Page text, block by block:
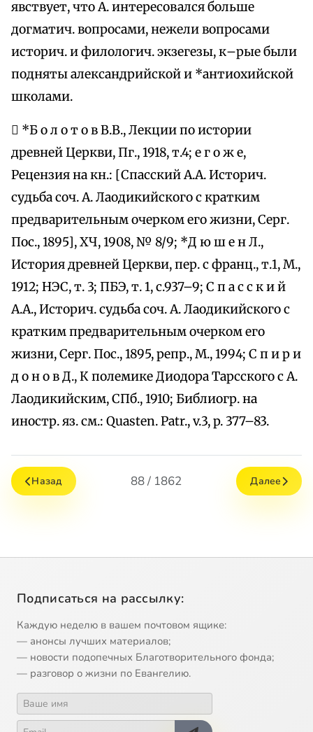
явствует, что А. интересовался больше
догматич. вопросами, нежели вопросами
историч. и филологич. экзегезы, к–рые были
подняты александрийской и *антиохийской
школами.
 *Б о л о т о в В.В., Лекции по истории
древней Церкви, Пг., 1918, т.4; е г о ж е,
Рецензия на кн.: [Спасский А.А. Историч.
судьба соч. А. Лаодикийского с кратким
предварительным очерком его жизни, Серг.
Пос., 1895], ХЧ, 1908, № 8/9; *Д ю ш е н Л.,
История древней Церкви, пер. с франц., т.1, М.,
1912; НЭС, т. 3; ПБЭ, т. 1, с.937–9; С п а с с к и й
А.А., Историч. судьба соч. А. Лаодикийского с
кратким предварительным очерком его
жизни, Серг. Пос., 1895, репр., М., 1994; С п и р и
д о н о в Д., К полемике Диодора Тарсского с А.
Лаодикийским, СПб., 1910; Библиогр. на
иностр. яз. см.: Quasten. Patr., v.3, p. 377–83.
Назад 88 / 1862 Далее
Подписаться на рассылку:
Каждую неделю в вашем почтовом ящике:
— анонсы лучших материалов;
— новости подопечных Благотворительного фонда;
— разговор о жизни по Евангелию.